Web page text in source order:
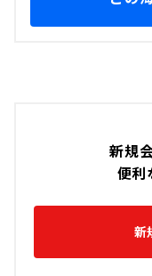
新規
便利
新